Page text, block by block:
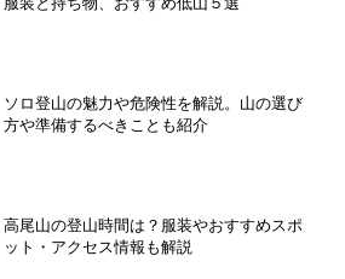
ソロ登山の魅力や危険性を解説。山の選び
方や準備するべきことも紹介
高尾山の登山時間は？服装やおすすめスポ
ット・アクセス情報も解説